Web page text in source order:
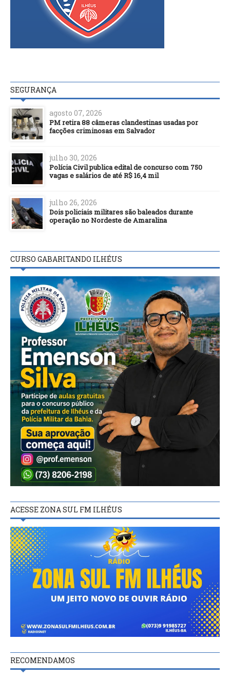
SEGURANÇA
agosto 07, 2026
PM retira 88 câmeras clandestinas usadas por
facções criminosas em Salvador
julho 30, 2026
Polícia Civil publica edital de concurso com 750
vagas e salários de até R$ 16,4 mil
julho 26, 2026
Dois policiais militares são baleados durante
operação no Nordeste de Amaralina
CURSO GABARITANDO ILHÉUS
ACESSE ZONA SUL FM ILHÉUS
RECOMENDAMOS